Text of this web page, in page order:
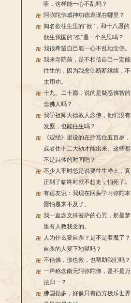
听，这样能一心不乱吗？
阿弥陀佛威神功德表现在哪里？
闻名欲往生里的“欲”，和十八愿的
欲生我国的“欲”是一个意思吗？
我很希望自己能一心不乱地念佛。
我来寺院前，是不相信自己一定能
往生的，因为我念佛断断续续，不
太用功。
十九、二十愿，说的是疑惑佛智的
念佛人吗？
我学祖师大德教人念佛，他们没有
发愿，也能往生吗？
《观经》里说的在胎宫住五百岁，
或者住十二大劫才能出来。这些都
不是具体的时间吧？
不少人平时总是说要往生净土，真
正到了临终时就不想走，怕死了。
有莲友说：我现在回头学习弥陀本
愿怕是来不及了。
我一直念文殊菩萨的心咒，那是梦
里有人教我念的。
人为什么要自杀？是不是着魔了？
自杀的人要下地狱吗？
不信佛，佛也救，也帮助我们吗？
一声称念南无阿弥陀佛，是不是万
法归一？
佛国很多，好像只有西方极乐世界